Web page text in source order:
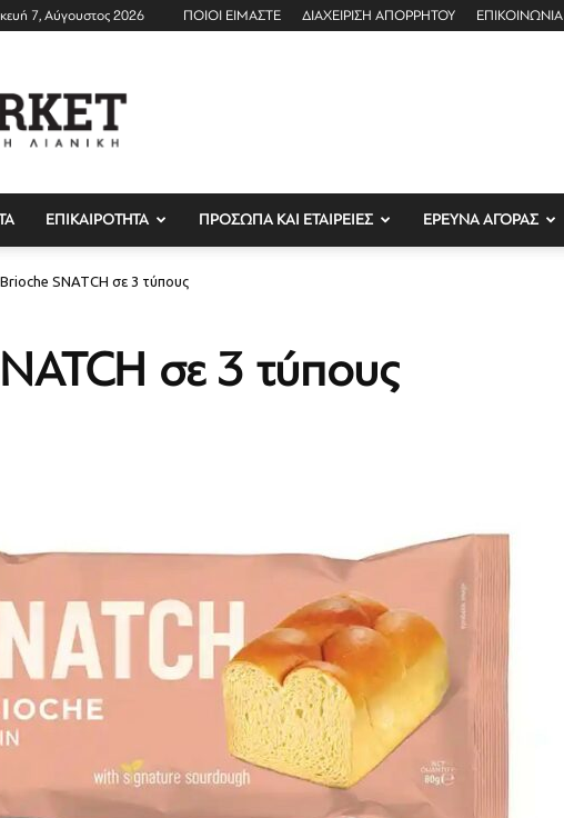
7, Αύγουστος 2026 ΠΟΙΟΙ ΕΙΜΑΣΤΕ ΔΙΑΧΕΙΡΙΣΗ ΑΠΟΡΡΗΤΟΥ ΕΠΙΚΟΙΝΩΝΙΑ
ΕΠΙΚΑΙΡΟΤΗΤΑ ΠΡΟΣΩΠΑ ΚΑΙ ΕΤΑΙΡΕΙΕΣ ΕΡΕΥΝΑ ΑΓΟΡΑΣ
Brioche SNATCH σε 3 τύπους
σε 3 τύπους